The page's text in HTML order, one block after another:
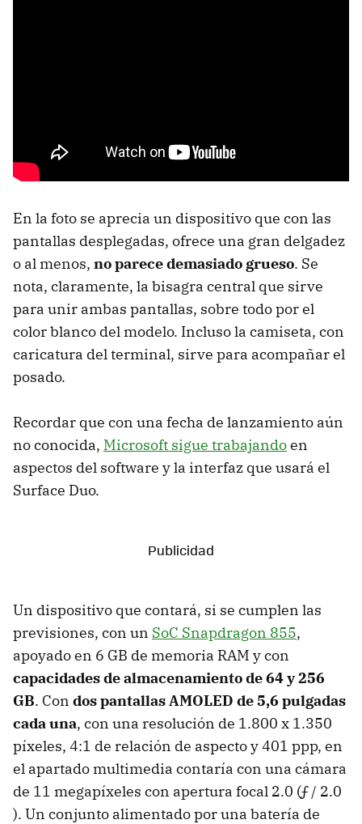
En la foto se aprecia un dispositivo que con las
pantallas desplegadas, ofrece una gran delgadez
o al menos, no parece demasiado grueso. Se
nota, claramente, la bisagra central que sirve
para unir ambas pantallas, sobre todo por el
color blanco del modelo. Incluso la camiseta, con
caricatura del terminal, sirve para acompañar el
posado.
Recordar que con una fecha de lanzamiento aún
no conocida, Microsoft sigue trabajandoen
aspectos del software y la interfaz que usará el
Surface Duo.
Un dispositivo que contará, si se cumplen las
previsiones, con un SoC Snapdragon 855,
apoyado en 6 GB de memoria RAM y con
capacidades de almacenamiento de 64 y 256
GB. Con dos pantallas AMOLED de 5,6 pulgadas
cada una, con una resolución de 1.800 x 1.350
píxeles, 4:1 de relación de aspecto y 401 ppp, en
el apartado multimedia contaría con una cámara
de 11 megapíxeles con apertura focal 2.0 (ƒ / 2.0
). Un conjunto alimentado por una batería de